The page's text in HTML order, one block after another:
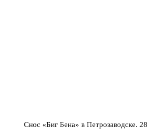
Снос «Биг Бена» в Петрозаводске. 28